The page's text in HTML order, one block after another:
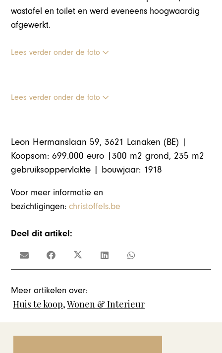
wastafel en toilet en werd eveneens hoogwaardig
afgewerkt.
Lees verder onder de foto
Lees verder onder de foto
Leon Hermanslaan 59, 3621 Lanaken (BE) |
Koopsom: 699.000 euro |300 m2 grond, 235 m2
gebruiksoppervlakte | bouwjaar: 1918
Voor meer informatie en
bezichtigingen:christoffels.be
Deel dit artikel:
Meer artikelen over:
Huis te koop,Wonen & Interieur